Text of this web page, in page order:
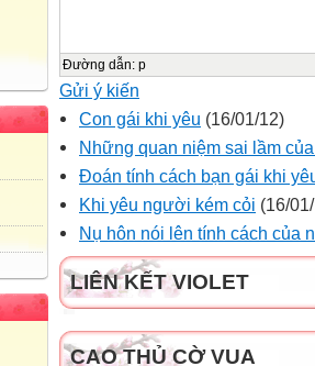
Đường dẫn: p
Gửi ý kiến
Con gái khi yêu (16/01/12)
Những quan niệm sai lầm
Đoán tính cách bạn gái khi
Khi yêu người kém cỏi (16/
Nụ hôn nói lên tính cách của
LIÊN KẾT VIOLET
CAO THỦ CỜ VUA